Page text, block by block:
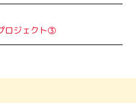
ロジェクト➂